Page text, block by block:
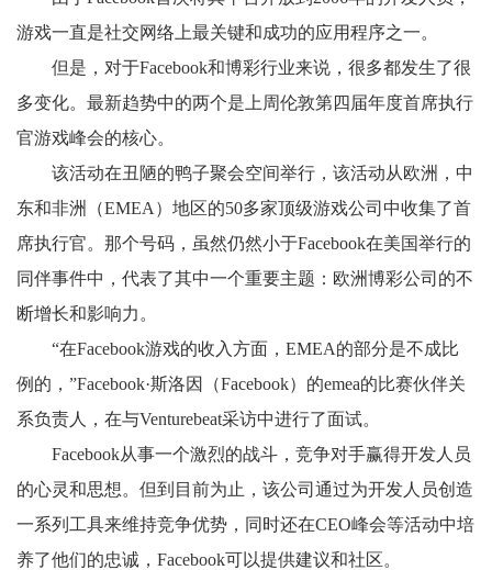
游戏一直是社交网络上最关键和成功的应用程序之一。
但是，对于Facebook和博彩行业来说，很多都发生了很
多变化。最新趋势中的两个是上周伦敦第四届年度首席执行
官游戏峰会的核心。
该活动在丑陋的鸭子聚会空间举行，该活动从欧洲，中
东和非洲（EMEA）地区的50多家顶级游戏公司中收集了首
席执行官。那个号码，虽然仍然小于Facebook在美国举行的
同伴事件中，代表了其中一个重要主题：欧洲博彩公司的不
断增长和影响力。
“在Facebook游戏的收入方面，EMEA的部分是不成比
例的，”Facebook·斯洛因（Facebook）的emea的比赛伙伴关
系负责人，在与Venturebeat采访中进行了面试。
Facebook从事一个激烈的战斗，竞争对手赢得开发人员
的心灵和思想。但到目前为止，该公司通过为开发人员创造
一系列工具来维持竞争优势，同时还在CEO峰会等活动中培
养了他们的忠诚，Facebook可以提供建议和社区。